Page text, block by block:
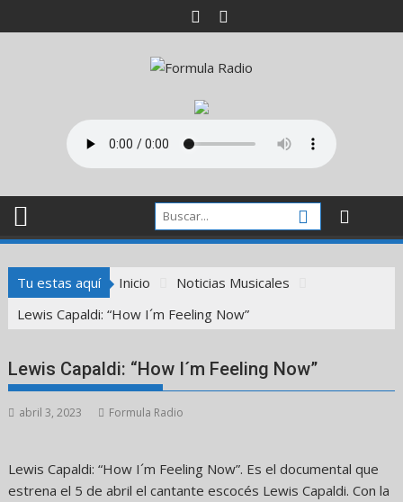
al
Tu estas aquí Inicio
Noticias Musicales
Lewis Capaldi: “How I´m Feeling Now”
Lewis Capaldi: “How I´m Feeling Now”
abril 3, 2023 Formula Radio
Lewis Capaldi: “How I´m Feeling Now”. Es el documental que
estrena el 5 de abril el cantante escocés Lewis Capaldi. Con la